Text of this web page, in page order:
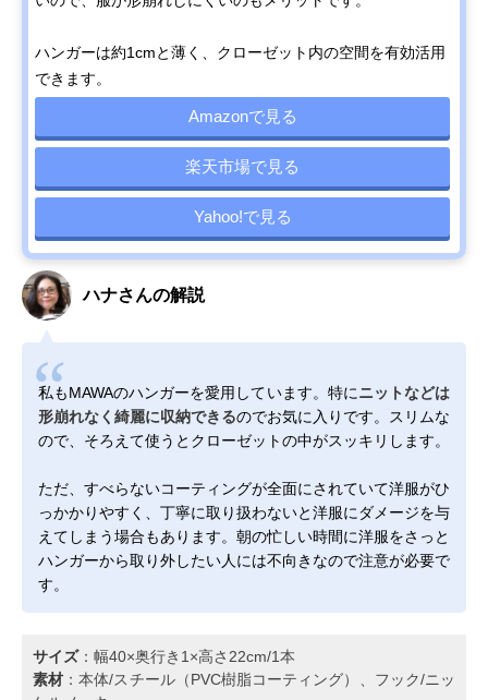
ハンガーは約1cmと薄く、クローゼット内の空間を有効活用
できます。
Amazonで見る
楽天市場で見る
Yahoo!で見る
ハナさんの解説
私もMAWAのハンガーを愛用しています。特にニットなどは
形崩れなく綺麗に収納できるのでお気に入りです。スリムな
ので、そろえて使うとクローゼットの中がスッキリします。
ただ、すべらないコーティングが全面にされていて洋服がひ
っかかりやすく、丁寧に取り扱わないと洋服にダメージを与
えてしまう場合もあります。朝の忙しい時間に洋服をさっと
ハンガーから取り外したい人には不向きなので注意が必要で
す。
サイズ：幅40×奥行き1×高さ22cm/1本
素材 ：本体/スチール（PVC樹脂コーティング）、フック/ニッ